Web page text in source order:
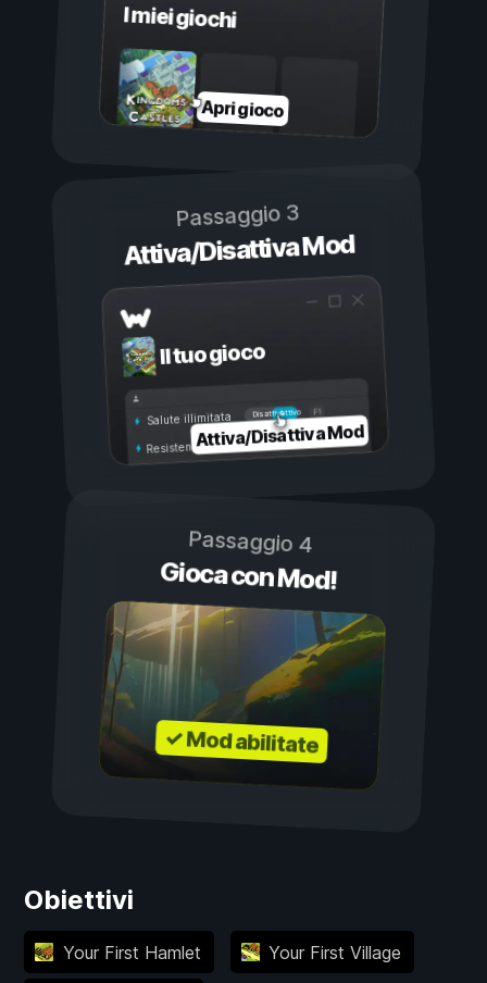
I miei giochi
Apri gioco
Passaggio 3
Attiva/Disattiva Mod
Il tuo gioco
Attivo
Disattivo
Salute illimitata
Resistenza illimitata
Attiva/Disattiva Mod
Passaggio 4
Gioca con Mod!
✓ Mod abilitate
Obiettivi
Your First Hamlet Your First Village